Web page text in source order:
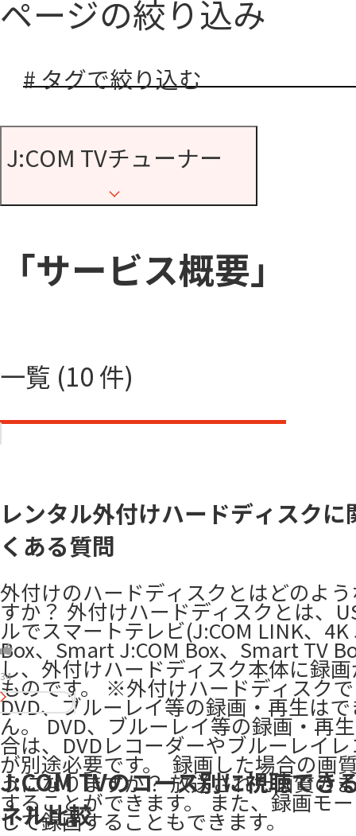
ページの絞り込み
# タグで絞り込む
J:COM TVチューナー
「サービス概要」
一覧 (10 件)
レンタル外付けハードディスクに
くある質問
外付けのハードディスクとはどのよ
すか？ 外付けハードディスクとは、
ルでスマートテレビ(J:COM LINK、4K
Box、Smart J:COM Box、Smart TV
し、外付けハードディスク本体に録
ものです。 ※外付けハードディスク
DVD、ブルーレイ等の録画・再生は
ん。 DVD、ブルーレイ等の録画・再
合は、DVDレコーダーやブルーレイ
が別途必要です。 ​ 録画した場合の画
うになりますか？ 放送された画質の
することができます。 また、録画モ
して録画することもできます。
34
J:COM TVのコース別に視聴でき
ネル比較